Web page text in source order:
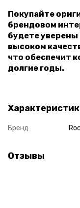
Покупайте
брендовом
будете уверены
высоком
что обеспечит
долгие годы.
Бренд
Отзывы